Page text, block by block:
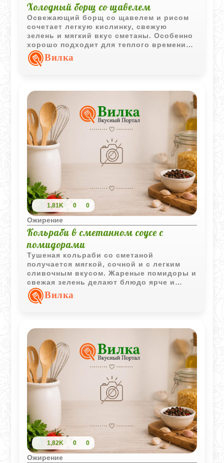
Холодный борщ со щавелем
Освежающий борщ со щавелем и рисом
сочетает легкую кислинку, свежую
зелень и мягкий вкус сметаны. Особенно
хорошо подходит для теплого времени
года и легкого домашнего обеда.
Вилка
1,81K 0 0
Ожирение
Кольраби в сметанном соусе с
помидорами
Тушеная кольраби со сметаной
получается мягкой, сочной и с легким
сливочным вкусом. Жареные помидоры и
свежая зелень делают блюдо ярче и
ароматнее.
Вилка
1,82K 0 0
Ожирение